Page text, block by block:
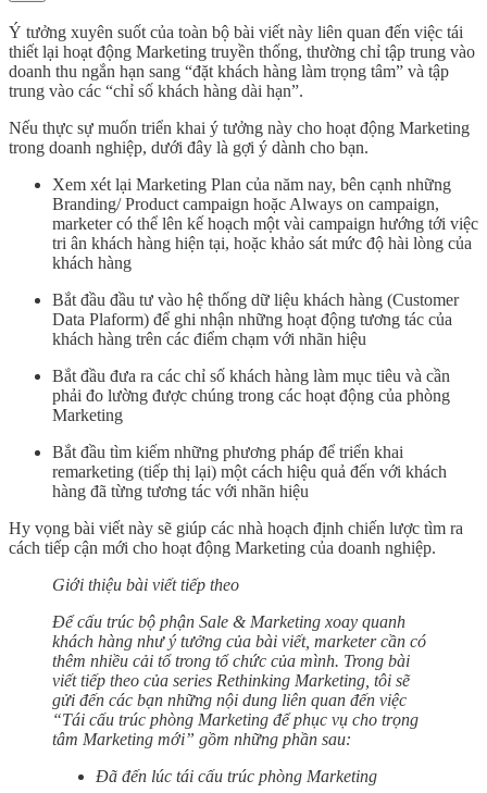
Ý tưởng xuyên suốt của toàn bộ bài viết này liên quan đến việc tái
thiết lại hoạt động Marketing truyền thống, thường chỉ tập trung vào
doanh thu ngắn hạn sang “đặt khách hàng làm trọng tâm” và tập
trung vào các “chỉ số khách hàng dài hạn”.
Nếu thực sự muốn triển khai ý tưởng này cho hoạt động Marketing
trong doanh nghiệp, dưới đây là gợi ý dành cho bạn.
Xem xét lại Marketing Plan của năm nay, bên cạnh những
Branding/ Product campaign hoặc Always on campaign,
marketer có thể lên kế hoạch một vài campaign hướng tới việc
tri ân khách hàng hiện tại, hoặc khảo sát mức độ hài lòng của
khách hàng
Bắt đầu đầu tư vào hệ thống dữ liệu khách hàng (Customer
Data Plaform) để ghi nhận những hoạt động tương tác của
khách hàng trên các điểm chạm với nhãn hiệu
Bắt đầu đưa ra các chỉ số khách hàng làm mục tiêu và cần
phải đo lường được chúng trong các hoạt động của phòng
Marketing
Bắt đầu tìm kiếm những phương pháp để triển khai
remarketing (tiếp thị lại) một cách hiệu quả đến với khách
hàng đã từng tương tác với nhãn hiệu
Hy vọng bài viết này sẽ giúp các nhà hoạch định chiến lược tìm ra
cách tiếp cận mới cho hoạt động Marketing của doanh nghiệp.
Giới thiệu bài viết tiếp theo
Để cấu trúc bộ phận Sale & Marketing xoay quanh
khách hàng như ý tưởng của bài viết, marketer cần có
thêm nhiều cải tổ trong tổ chức của mình. Trong bài
viết tiếp theo của series Rethinking Marketing, tôi sẽ
gửi đến các bạn những nội dung liên quan đến việc
“Tái cấu trúc phòng Marketing để phục vụ cho trọng
tâm Marketing mới” gồm những phần sau:
Đã đến lúc tái cấu trúc phòng Marketing